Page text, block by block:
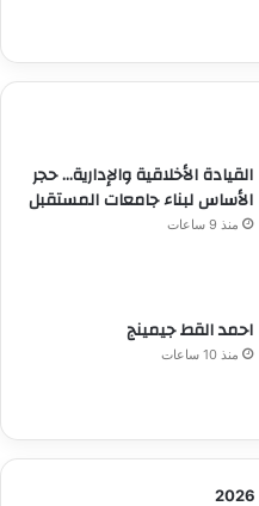
القيادة الأخلاقية والإدارية… حجر
الأساس لبناء جامعات المستقبل
منذ 9 ساعات
احمد القط جيمينج
منذ 10 ساعات